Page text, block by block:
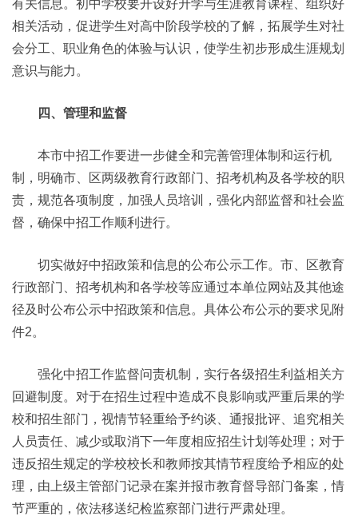
有关信息。初中学校要开设好升学与生涯教育课程、组织好
相关活动，促进学生对高中阶段学校的了解，拓展学生对社
会分工、职业角色的体验与认识，使学生初步形成生涯规划
意识与能力。
四、管理和监督
本市中招工作要进一步健全和完善管理体制和运行机
制，明确市、区两级教育行政部门、招考机构及各学校的职
责，规范各项制度，加强人员培训，强化内部监督和社会监
督，确保中招工作顺利进行。
切实做好中招政策和信息的公布公示工作。市、区教育
行政部门、招考机构和各学校等应通过本单位网站及其他途
径及时公布公示中招政策和信息。具体公布公示的要求见附
件2。
强化中招工作监督问责机制，实行各级招生利益相关方
回避制度。对于在招生过程中造成不良影响或严重后果的学
校和招生部门，视情节轻重给予约谈、通报批评、追究相关
人员责任、减少或取消下一年度相应招生计划等处理；对于
违反招生规定的学校校长和教师按其情节程度给予相应的处
理，由上级主管部门记录在案并报市教育督导部门备案，情
节严重的，依法移送纪检监察部门进行严肃处理。